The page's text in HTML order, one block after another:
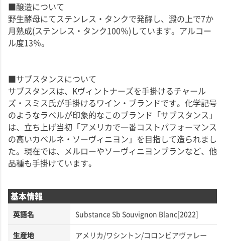
■醸造について
野生酵母にてステンレス・タンクで発酵し、澱の上で7か
月熟成(ステンレス・タンク100％)しています。アルコー
ル度13％。
■サブスタンスについて
サブスタンスは、Kヴィントナーズを手掛けるチャール
ズ・スミス氏が手掛けるワイン・ブランドです。化学記号
のようなラベルが印象的なこのブランド「サブスタンス」
は、立ち上げ当初「アメリカで一番コストパフォーマンス
の高いカベルネ・ソーヴィニヨン」を目指して造られまし
た。現在では、メルローやソーヴィニヨンブランなど、他
品種も手掛けています。
基本情報
英語名 Substance Sb Souvignon Blanc[2022]
生産地 アメリカ/ワシントン/コロンビアヴァレー